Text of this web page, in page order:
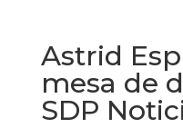
Astrid
mesa de
SDP